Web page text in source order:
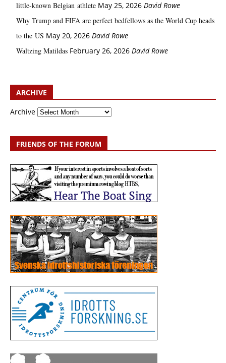
little‑known Belgian athlete May 25, 2026 David Rowe
Why Trump and FIFA are perfect bedfellows as the World Cup heads
to the US May 20, 2026 David Rowe
Waltzing Matildas February 26, 2026 David Rowe
ARCHIVE
Archive
FRIENDS OF THE FORUM